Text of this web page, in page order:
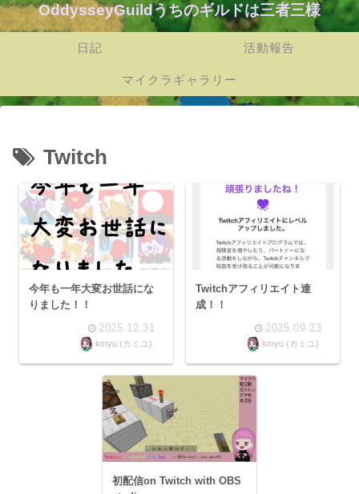
OddysseyGuildうちのギルドは三者三様
日記 活動報告
マイクラギャラリー
Twitch
今年も一年大変お世話にな
りました！！
2025.12.31
kmyu (カミユ)
Twitchアフィリエイト達
成！！
2025.09.23
kmyu (カミユ)
初配信on Twitch with OBS